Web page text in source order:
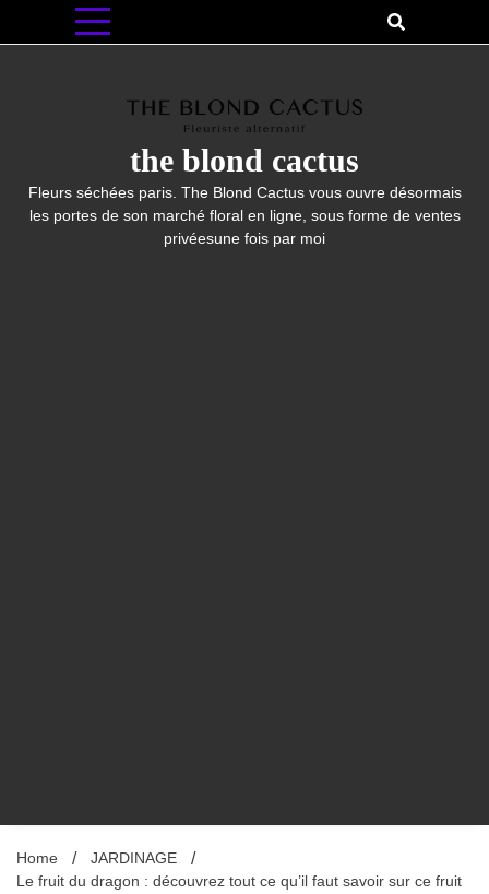
the blond cactus
Fleurs séchées paris. The Blond Cactus vous ouvre désormais
les portes de son marché floral en ligne, sous forme de ventes
privéesune fois par moi
Home
JARDINAGE
Le fruit du dragon : découvrez tout ce qu’il faut savoir sur ce fruit